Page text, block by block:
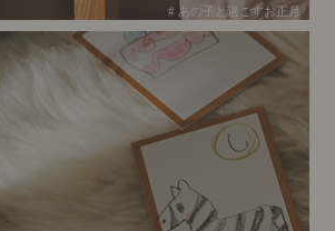
# あの子と過ごすお正月